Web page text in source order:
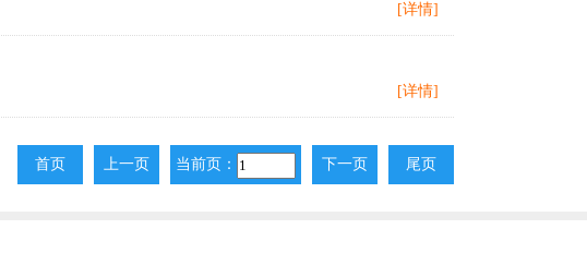
[详情]
[详情]
首页 上一页 当前页： 下一页 尾页